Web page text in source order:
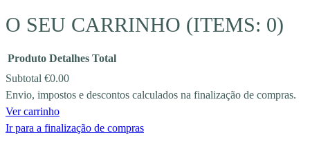
O SEU CARRINHO (ITEMS: 0)
PRODUCTS
IN
Produto Detalhes Total
Subtotal €0.00
Envio, impostos e descontos calculados na finalização de compras.
Ver carrinho
Ir para a finalização de compras